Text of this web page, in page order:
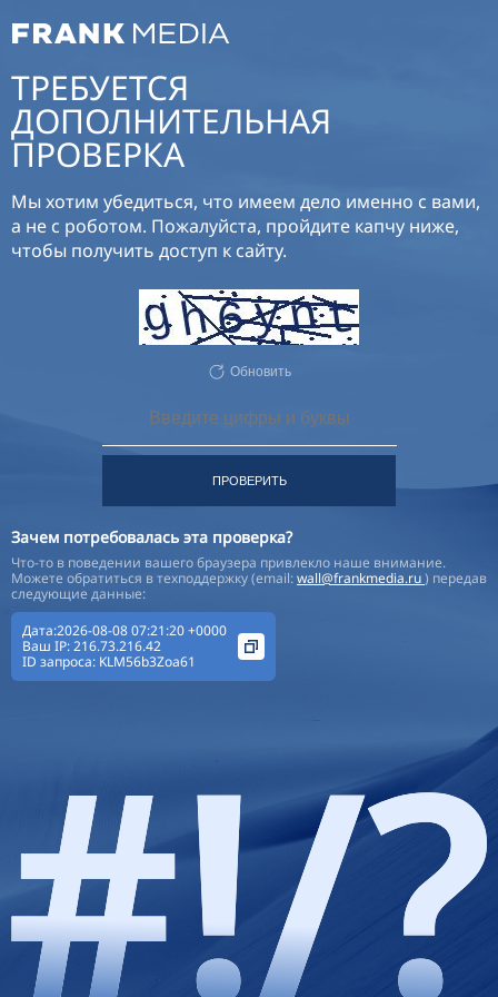
ТРЕБУЕТСЯ
ДОПОЛНИТЕЛЬНАЯ
ПРОВЕРКА
Мы хотим убедиться, что имеем дело именно с вами,
а не с роботом. Пожалуйста, пройдите капчу ниже,
чтобы получить доступ к сайту.
Обновить
ПРОВЕРИТЬ
Зачем потребовалась эта проверка?
Что-то в поведении вашего браузера привлекло наше внимание.
Можете обратиться в техподдержку (email:wall@frankmedia.ru) передав
следующие данные:
Дата:2026-08-08 07:21:20 +0000
Ваш IP:216.73.216.42
ID запроса: KLM56b3Zoa61